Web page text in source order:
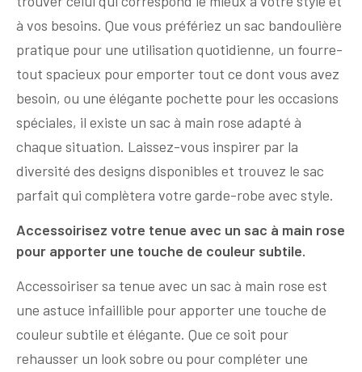
à vos besoins. Que vous préfériez un sac bandoulière
pratique pour une utilisation quotidienne, un fourre-
tout spacieux pour emporter tout ce dont vous avez
besoin, ou une élégante pochette pour les occasions
spéciales, il existe un sac à main rose adapté à
chaque situation. Laissez-vous inspirer par la
diversité des designs disponibles et trouvez le sac
parfait qui complètera votre garde-robe avec style.
Accessoirisez votre tenue avec un sac à main rose
pour apporter une touche de couleur subtile.
Accessoiriser sa tenue avec un sac à main rose est
une astuce infaillible pour apporter une touche de
couleur subtile et élégante. Que ce soit pour
rehausser un look sobre ou pour compléter une